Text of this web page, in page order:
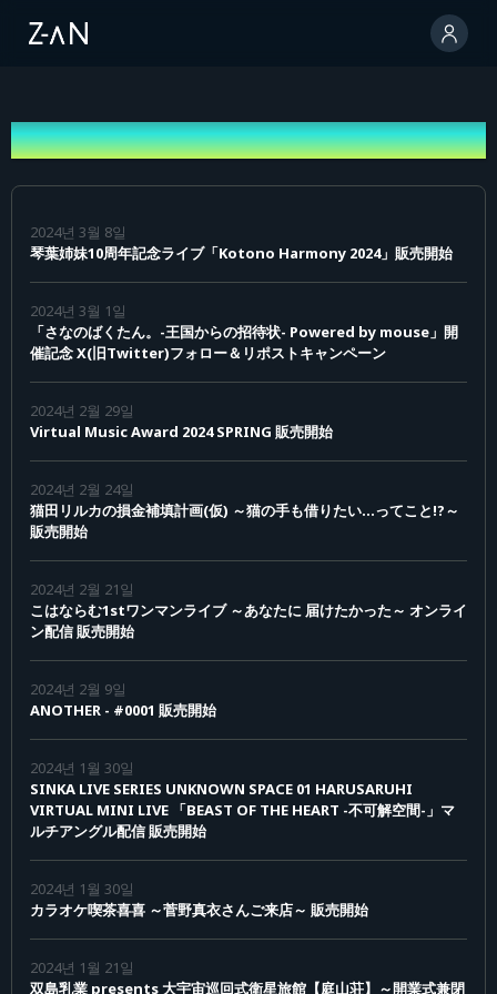
안내 목록
琴葉姉妹10周年記念ライブ「Kotono Harmony 2024」販売開始
2024년 3월 8일
「さなのばくたん。-王国からの招待状- Powered by mouse」開
催記念 X(旧Twitter)フォロー＆リポストキャンペーン
2024년 3월 1일
Virtual Music Award 2024 SPRING 販売開始
2024년 2월 29일
猫田リルカの損金補填計画(仮) ～猫の手も借りたい...ってこと!?～
販売開始
2024년 2월 24일
こはならむ1stワンマンライブ ～あなたに 届けたかった～ オンライ
ン配信 販売開始
2024년 2월 21일
ANOTHER - #0001 販売開始
2024년 2월 9일
SINKA LIVE SERIES UNKNOWN SPACE 01 HARUSARUHI
VIRTUAL MINI LIVE 「BEAST OF THE HEART -不可解空間-」マ
ルチアングル配信 販売開始
2024년 1월 30일
カラオケ喫茶喜喜 ～菅野真衣さんご来店～ 販売開始
2024년 1월 30일
双島乳業 presents 大宇宙巡回式衛星旅館【庭山荘】～開業式兼閉
2024년 1월 21일